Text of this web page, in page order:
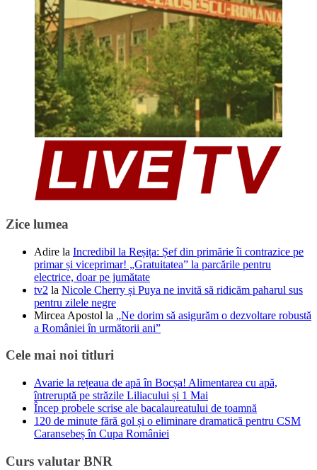
Zice lumea
Adire la Incredibil la Reșița: Șef din primărie îi contrazice pe
primar și viceprimar! „Gratuitatea” la parcările pentru
electrice, doar pe jumătate
tv2 la Nicole Cherry și Puya ne invită să ridicăm paharul sus
pentru zilele negre
Mircea Apostol la „Ne dorim să asigurăm o dezvoltare robustă
a României în următorii ani”
Cele mai noi titluri
Avarie la rețeaua de apă în Bocșa! Alimentarea cu apă,
întreruptă pe străzile Liliacului și 1 Mai
Încep probele scrise ale bacalaureatului de toamnă
120 de minute fără gol și o eliminare dramatică pentru CSM
Caransebeș în Cupa României
Curs valutar BNR